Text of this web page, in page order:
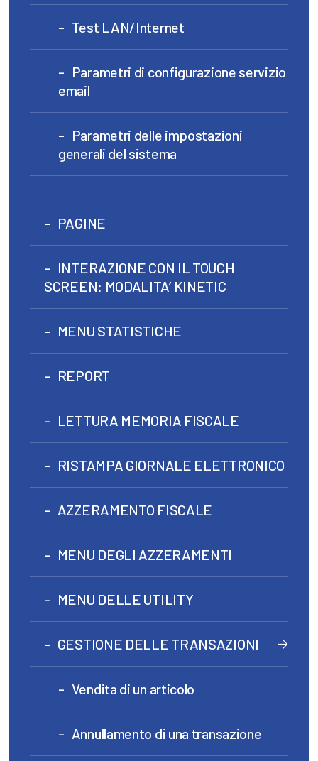
Test LAN/Internet
Parametri di configurazione servizio
email
Parametri delle impostazioni
generali del sistema
PAGINE
INTERAZIONE CON IL TOUCH
SCREEN: MODALITA’ KINETIC
MENU STATISTICHE
REPORT
LETTURA MEMORIA FISCALE
RISTAMPA GIORNALE ELETTRONICO
AZZERAMENTO FISCALE
MENU DEGLI AZZERAMENTI
MENU DELLE UTILITY
GESTIONE DELLE TRANSAZIONI
Vendita di un articolo
Annullamento di una transazione